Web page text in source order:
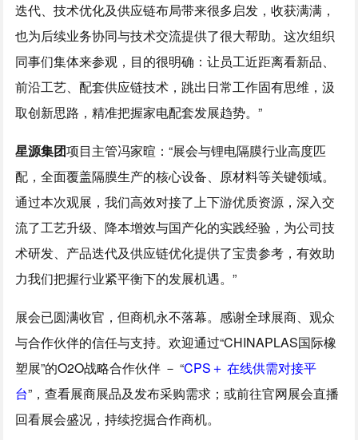
迭代、技术优化及供应链布局带来很多启发，收获满满，
也为后续业务协同与技术交流提供了很大帮助。这次组织
同事们集体来参观，目的很明确：让员工近距离看新品、
前沿工艺、配套供应链技术，跳出日常工作固有思维，汲
取创新思路，精准把握家电配套发展趋势。”
星源集团项目主管冯家暄：“展会与锂电隔膜行业高度匹
配，全面覆盖隔膜生产的核心设备、原材料等关键领域。
通过本次观展，我们高效对接了上下游优质资源，深入交
流了工艺升级、降本增效与国产化的实践经验，为公司技
术研发、产品迭代及供应链优化提供了宝贵参考，有效助
力我们把握行业紧平衡下的发展机遇。”
展会已圆满收官，但商机永不落幕。感谢全球展商、观众
与合作伙伴的信任与支持。欢迎通过“CHINAPLAS国际橡
塑展”的O2O战略合作伙伴 － “CPS＋ 在线供需对接平
台”，查看展商展品及发布采购需求；或前往官网展会直播
回看展会盛况，持续挖掘合作商机。